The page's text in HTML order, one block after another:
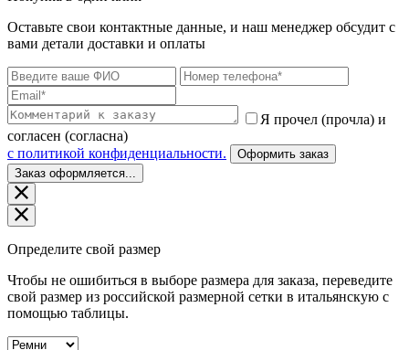
Оставьте свои контактные данные, и наш менеджер обсудит с
вами детали доставки и оплаты
Я прочел (прочла) и
согласен (согласна)
c политикой конфиденциальности.
Оформить заказ
Заказ оформляется...
Определите свой размер
Чтобы не ошибиться в выборе размера для заказа, переведите
свой размер из российской размерной сетки в итальянскую с
помощью таблицы.